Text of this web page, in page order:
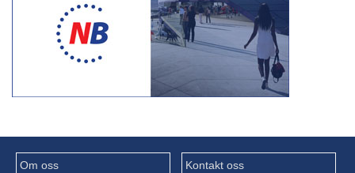
Om oss Kontakt oss